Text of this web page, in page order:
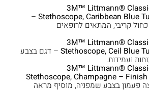
3M™ Littmann®
Stethoscope, Caribbean Blue
–
קריבי, המתאים לרופאים
3M™ Littmann®
Stethoscope, Ceil Blue – דגם בצבע
ועמידות.
3M™ Littmann®
Stethoscope, Champagne –
פעמון בצבע שמפניה, מוסיף מראה